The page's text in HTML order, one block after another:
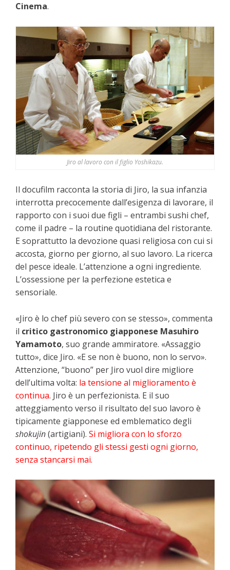
Cinema.
Jiro al lavoro con il figlio Yoshikazu.
Il docufilm racconta la storia di Jiro, la sua infanzia
interrotta precocemente dall’esigenza di lavorare, il
rapporto con i suoi due figli – entrambi sushi chef,
come il padre – la routine quotidiana del ristorante.
E soprattutto la devozione quasi religiosa con cui si
accosta, giorno per giorno, al suo lavoro. La ricerca
del pesce ideale. L’attenzione a ogni ingrediente.
L’ossessione per la perfezione estetica e
sensoriale.
«Jiro è lo chef più severo con se stesso», commenta
il critico gastronomico giapponese Masuhiro
Yamamoto, suo grande ammiratore. «Assaggio
tutto», dice Jiro. «E se non è buono, non lo servo».
Attenzione, “buono” per Jiro vuol dire migliore
dell’ultima volta: la tensione al miglioramento è
continua. Jiro è un perfezionista. E il suo
atteggiamento verso il risultato del suo lavoro è
tipicamente giapponese ed emblematico degli
shokujin(artigiani). Si migliora con lo sforzo
continuo, ripetendo gli stessi gesti ogni giorno,
senza stancarsi mai.